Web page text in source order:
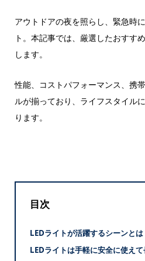
アウトドアの夜を照らし、緊急時
ト。本記事では、厳選したおすす
します。
性能、コストパフォーマンス、携
ルが揃っており、ライフスタイル
ります。
目次
LEDライトが活躍するシーンとは
LEDライトは手軽に安全に使え